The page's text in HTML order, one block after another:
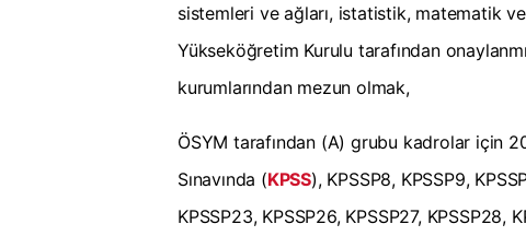
sistemleri ve ağları, istatistik, matematik
Yükseköğretim Kurulu tarafından
kurumlarından mezun olmak,
ÖSYM tarafından (A) grubu kadrolar için
Sınavında (KPSS), KPSSP8, KPSSP9,
KPSSP23, KPSSP26, KPSSP27, KPSSP28,